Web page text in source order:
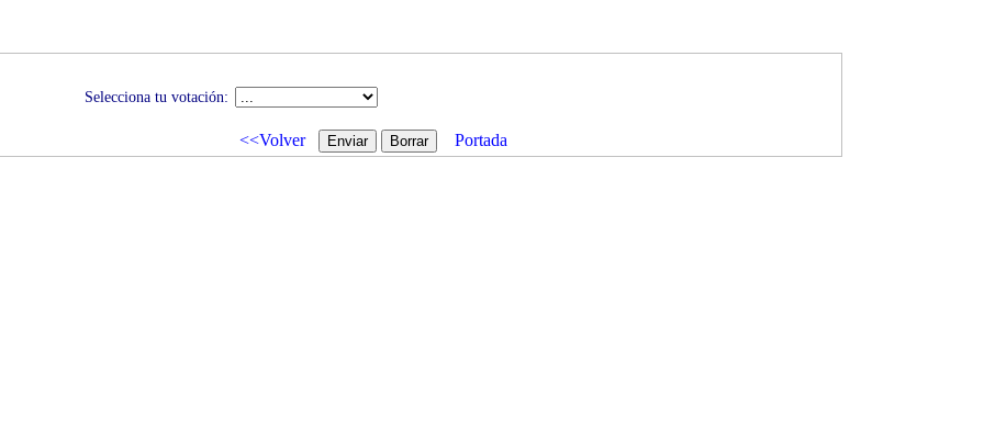
Selecciona tu votación:
<<Volver Portada